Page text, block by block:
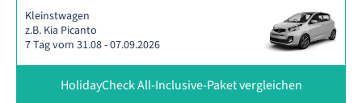
Kleinstwagen
z.B. Kia Picanto
7 Tag vom 31.08 - 07.09.2026
HolidayCheck All-Inclusive-Paket vergleichen